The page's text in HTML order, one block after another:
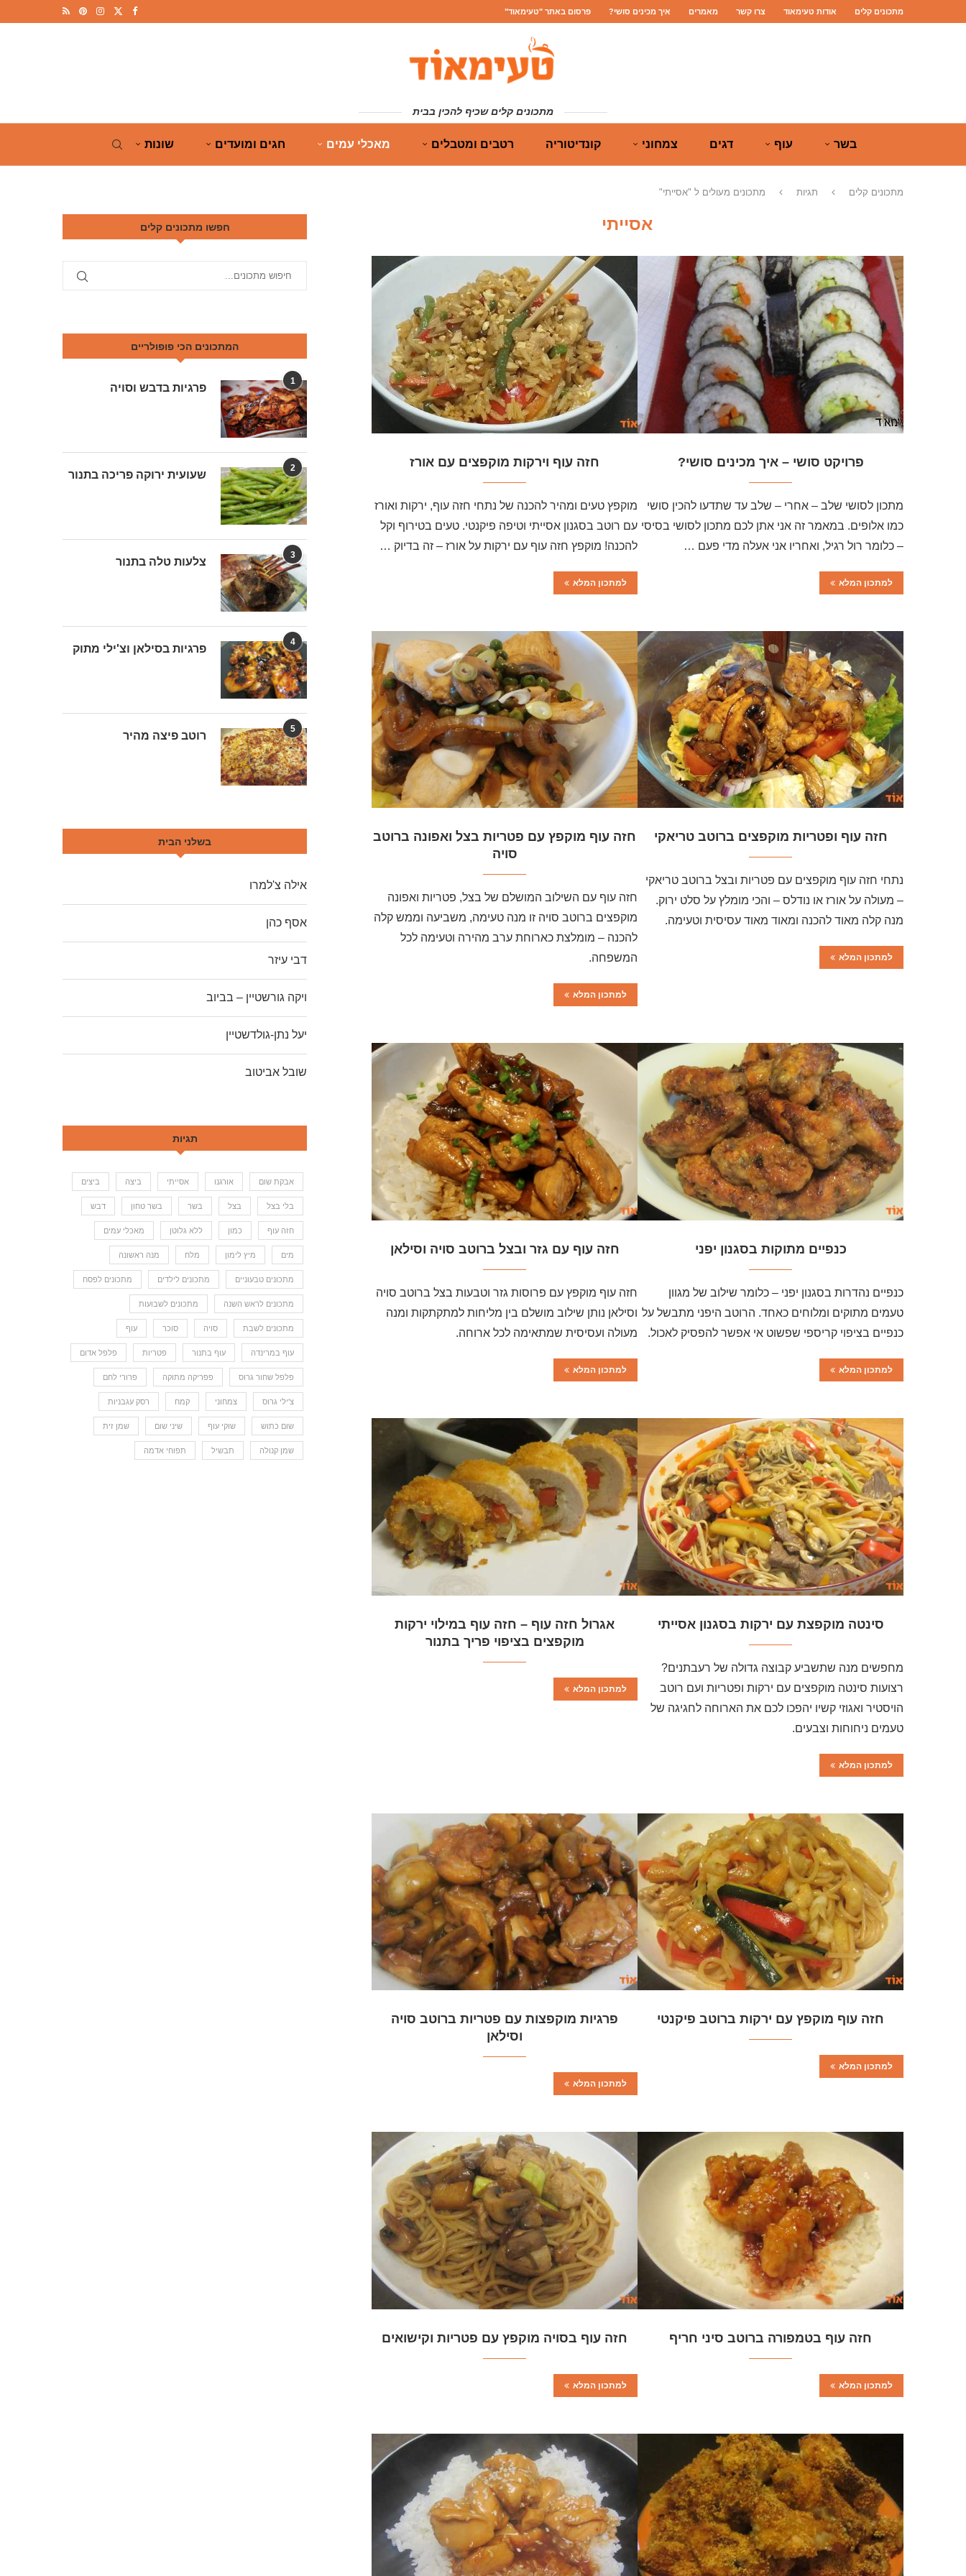
מתכונים קלים אודות טעימאוד צרו קשר מאמרים איך מכינים סושי? פרסום באתר "טעימאוד"
מתכונים קלים שכיף להכין בבית
בשר עוף דגים צמחוני קונדיטוריה רטבים ומטבלים מאכלי עמים חגים ומועדים שונות
מתכונים קלים תגיות מתכונים מעולים ל "אסייתי"
אסייתי
פרויקט סושי – איך מכינים סושי?
מתכון לסושי שלב – אחרי – שלב עד שתדעו להכין סושי
כמו אלופים. במאמר זה אני אתן לכם מתכון לסושי בסיסי
– כלומר רול רגיל, ואחריו אני אעלה מדי פעם …
למתכון המלא
חזה עוף וירקות מוקפצים עם אורז
מוקפץ טעים ומהיר להכנה של נתחי חזה עוף, ירקות ואורז
עם רוטב בסגנון אסייתי וטיפה פיקנטי. טעים בטירוף וקל
להכנה! מוקפץ חזה עוף עם ירקות על אורז – זה בדיוק …
למתכון המלא
חזה עוף ופטריות מוקפצים ברוטב טריאקי
נתחי חזה עוף מוקפצים עם פטריות ובצל ברוטב טריאקי
– מעולה על אורז או נודלס – והכי מומלץ על סלט ירוק.
מנה קלה מאוד להכנה ומאוד מאוד עסיסית וטעימה.
למתכון המלא
חזה עוף מוקפץ עם פטריות בצל ואפונה ברוטב
סויה
חזה עוף עם השילוב המושלם של בצל, פטריות ואפונה
מוקפצים ברוטב סויה זו מנה טעימה, משביעה וממש קלה
להכנה – מומלצת כארוחת ערב מהירה וטעימה לכל
המשפחה.
למתכון המלא
כנפיים מתוקות בסגנון יפני
כנפיים נהדרות בסגנון יפני – כלומר שילוב של מגוון
טעמים מתוקים ומלוחים כאחד. הרוטב היפני מתבשל על
כנפיים בציפוי קריספי שפשוט אי אפשר להפסיק לאכול.
למתכון המלא
חזה עוף עם גזר ובצל ברוטב סויה וסילאן
חזה עוף מוקפץ עם פרוסות גזר וטבעות בצל ברוטב סויה
וסילאן נותן שילוב מושלם בין מליחות למתקתקות ומנה
מעולה ועסיסית שמתאימה לכל ארוחה.
למתכון המלא
סינטה מוקפצת עם ירקות בסגנון אסייתי
מחפשים מנה שתשביע קבוצה גדולה של רעבתנים?
רצועות סינטה מוקפצים עם ירקות ופטריות ועם רוטב
הויסטיר ואגוזי קשיו יהפכו לכם את הארוחה לחגיגה של
טעמים ניחוחות וצבעים.
למתכון המלא
אגרול חזה עוף – חזה עוף במילוי ירקות
מוקפצים בציפוי פריך בתנור
למתכון המלא
חזה עוף מוקפץ עם ירקות ברוטב פיקנטי
למתכון המלא
פרגיות מוקפצות עם פטריות ברוטב סויה
וסילאן
למתכון המלא
חזה עוף בטמפורה ברוטב סיני חריף
למתכון המלא
חזה עוף בסויה מוקפץ עם פטריות וקישואים
למתכון המלא
חפשו מתכונים קלים
המתכונים הכי פופולריים
1
פרגיות בדבש וסויה
2
שעועית ירוקה פריכה בתנור
3
צלעות טלה בתנור
4
פרגיות בסילאן וצ'ילי מתוק
5
רוטב פיצה מהיר
בשלני הבית
אילה צ'למרו
אסף כהן
דבי עיזר
ויקה גורשטיין – בביוב
יעל נתן-גולדשטיין
שובל אביטוב
תגיות
אבקת שום אורגנו אסייתי ביצה ביצים
בלי בצל בצל בשר בשר טחון דבש
חזה עוף כמון ללא גלוטן מאכלי עמים
מים מיץ לימון מלח מנה ראשונה
מתכונים טבעוניים מתכונים לילדים מתכונים לפסח
מתכונים לראש השנה מתכונים לשבועות
מתכונים לשבת סויה סוכר עוף
עוף במרינדה עוף בתנור פטריות פלפל אדום
פלפל שחור גרוס פפריקה מתוקה פרורי לחם
צ'ילי גרוס צמחוני קמח רסק עגבניות
שום כתוש שוקי עוף שיני שום שמן זית
שמן קנולה תבשיל תפוחי אדמה